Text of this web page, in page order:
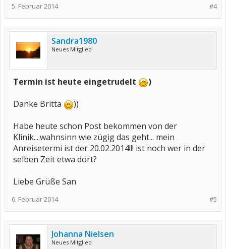
#4
5. Februar 2014
Sandra1980
Neues Mitglied
Termin ist heute eingetrudelt
)
Danke Britta
))
Habe heute schon Post bekommen von der
Klinik....wahnsinn wie zügig das geht... mein
Anreisetermi ist der 20.02.2014!!! ist noch wer in der
selben Zeit etwa dort?
Liebe Grüße San
#5
6. Februar 2014
Johanna Nielsen
Neues Mitglied